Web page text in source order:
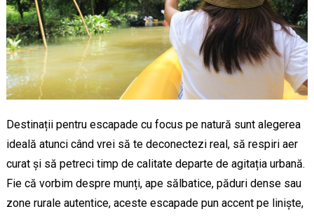
Destinații pentru escapade cu focus pe natură sunt alegerea
ideală atunci când vrei să te deconectezi real, să respiri aer
curat și să petreci timp de calitate departe de agitația urbană.
Fie că vorbim despre munți, ape sălbatice, păduri dense sau
zone rurale autentice, aceste escapade pun accent pe liniște,